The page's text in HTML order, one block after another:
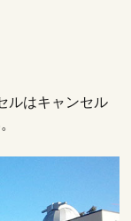
ルはキャンセル